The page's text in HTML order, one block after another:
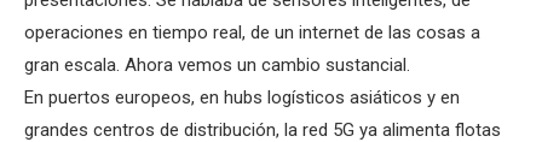
operaciones en tiempo real, de un internet de las cosas a
gran escala. Ahora vemos un cambio sustancial.
En puertos europeos, en hubs logísticos asiáticos y en
grandes centros de distribución, la red 5G ya alimenta flotas